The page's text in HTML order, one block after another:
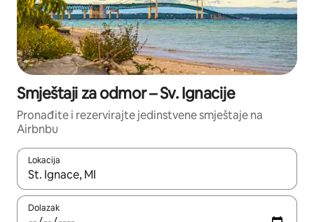
Smještaji za odmor – Sv. Ignacije
Pronađite i rezervirajte jedinstvene smještaje na
Airbnbu
Lokacija
Kada budu dostupni rezultati, moći ćete ih pregledati
Dolazak